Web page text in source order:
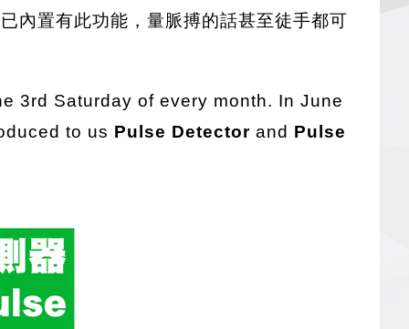
內置有此功能，量脈搏的話甚至徒手都可
3rd Saturday of every month. In June
to us Pulse Detector and Pulse